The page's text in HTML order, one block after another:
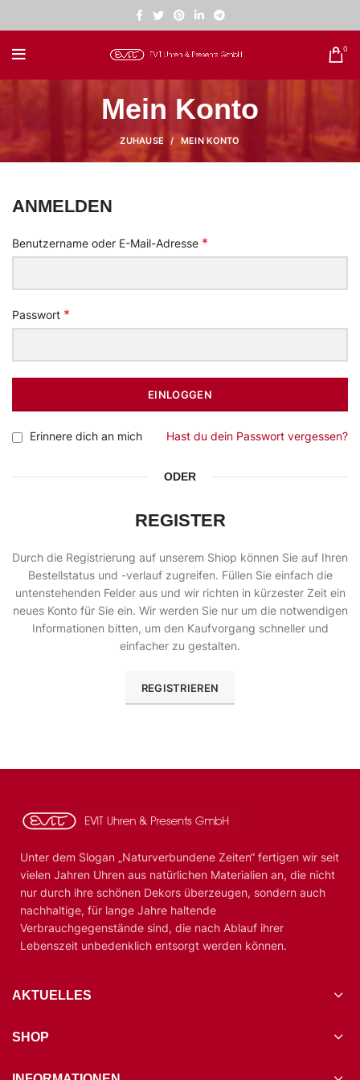
0
Mein Konto
ZUHAUSE MEIN KONTO
ANMELDEN
Benutzername oder E-Mail-Adresse *
Passwort *
EINLOGGEN
Hast du dein Passwort vergessen?
Erinnere dich an mich
ODER
REGISTER
Durch die Registrierung auf unserem Shiop können Sie auf Ihren
Bestellstatus und -verlauf zugreifen. Füllen Sie einfach die
untenstehenden Felder aus und wir richten in kürzester Zeit ein
neues Konto für Sie ein. Wir werden Sie nur um die notwendigen
Informationen bitten, um den Kaufvorgang schneller und
einfacher zu gestalten.
REGISTRIEREN
Unter dem Slogan „Naturverbundene Zeiten“ fertigen wir seit
vielen Jahren Uhren aus natürlichen Materialien an, die nicht
nur durch ihre schönen Dekors überzeugen, sondern auch
nachhaltige, für lange Jahre haltende
Verbrauchgegenstände sind, die nach Ablauf ihrer
Lebenszeit unbedenklich entsorgt werden können.
AKTUELLES
SHOP